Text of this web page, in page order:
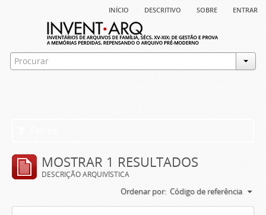
início descritivo sobre entrar
MOSTRAR 1 RESULTADOS
DESCRIÇÃO ARQUIVÍSTICA
Ordenar por: Código de referência